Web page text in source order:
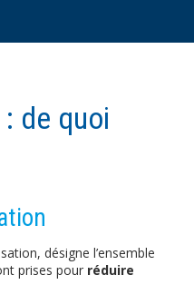
de quoi
désigne l’ensemble
prises pour réduire